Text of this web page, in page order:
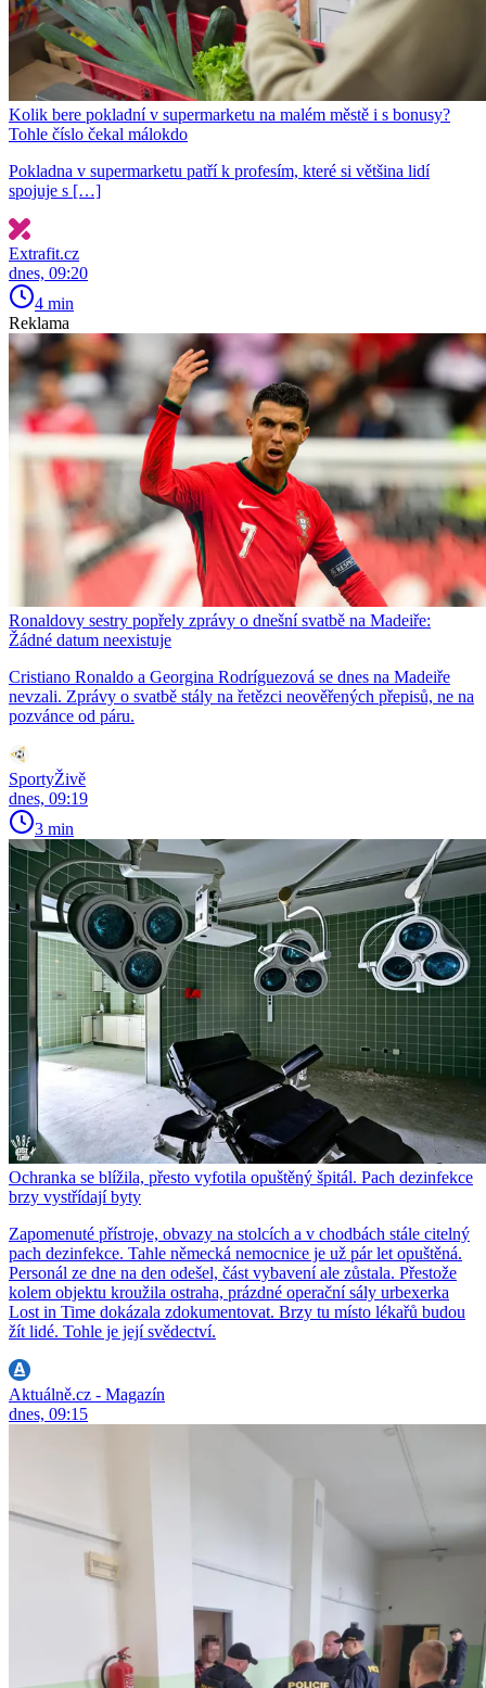
Kolik bere pokladní v supermarketu na malém městě i s bonusy?
Tohle číslo čekal málokdo
Pokladna v supermarketu patří k profesím, které si většina lidí
spojuje s […]
Extrafit.cz
dnes, 09:20
4 min
Reklama
Ronaldovy sestry popřely zprávy o dnešní svatbě na Madeiře:
Žádné datum neexistuje
Cristiano Ronaldo a Georgina Rodríguezová se dnes na Madeiře
nevzali. Zprávy o svatbě stály na řetězci neověřených přepisů, ne na
pozvánce od páru.
SportyŽivě
dnes, 09:19
3 min
Ochranka se blížila, přesto vyfotila opuštěný špitál. Pach dezinfekce
brzy vystřídají byty
Zapomenuté přístroje, obvazy na stolcích a v chodbách stále citelný
pach dezinfekce. Tahle německá nemocnice je už pár let opuštěná.
Personál ze dne na den odešel, část vybavení ale zůstala. Přestože
kolem objektu kroužila ostraha, prázdné operační sály urbexerka
Lost in Time dokázala zdokumentovat. Brzy tu místo lékařů budou
žít lidé. Tohle je její svědectví.
Aktuálně.cz - Magazín
dnes, 09:15